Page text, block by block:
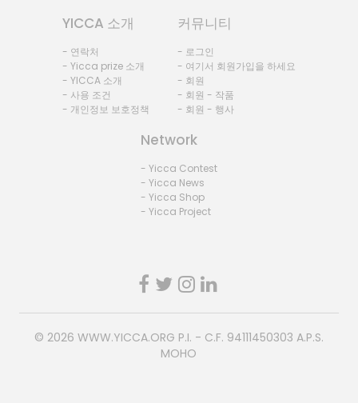
YICCA 소개
- 연락처
- Yicca prize 소개
- YICCA 소개
- 사용 조건
- 개인정보 보호정책
커뮤니티
- 로그인
- 여기서 회원가입을 하세요
- 회원
- 회원 - 작품
- 회원 - 행사
Network
- Yicca Contest
- Yicca News
- Yicca Shop
- Yicca Project
© 2026 WWW.YICCA.ORG P.I. - C.F. 94111450303 A.P.S.
MOHO